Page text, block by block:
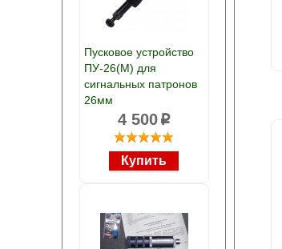
Пусковое устройство
ПУ-26(М) для
сигнальных патронов
26мм
4 500p